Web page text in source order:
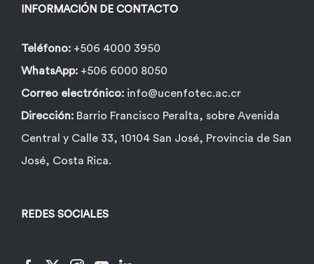
de
producto
INFORMACIÓN DE CONTACTO
Teléfono: +506 4000 3950
WhatsApp: +506 6000 8050
Correo electrónico: info@ucenfotec.ac.cr
Dirección: Barrio Francisco Peralta, sobre Avenida
Central y Calle 33, 10104 San José, Provincia de San
José, Costa Rica.
REDES SOCIALES